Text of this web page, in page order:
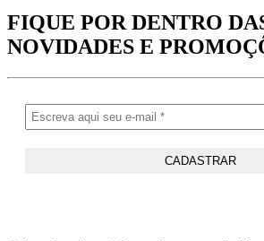
FIQUE POR DENTRO
NOVIDADES E